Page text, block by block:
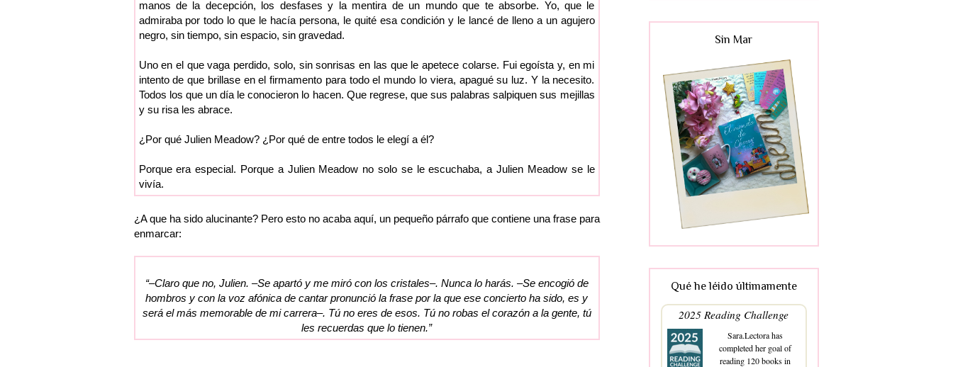
manos de la decepción, los desfases y la mentira de un mundo que te absorbe. Yo, que le
admiraba por todo lo que le hacía persona, le quité esa condición y le lancé de lleno a un agujero
negro, sin tiempo, sin espacio, sin gravedad.
Uno en el que vaga perdido, solo, sin sonrisas en las que le apetece colarse. Fui egoísta y, en mi
intento de que brillase en el firmamento para todo el mundo lo viera, apagué su luz. Y la necesito.
Todos los que un día le conocieron lo hacen. Que regrese, que sus palabras salpiquen sus mejillas
y su risa les abrace.
¿Por qué Julien Meadow? ¿Por qué de entre todos le elegí a él?
Porque era especial. Porque a Julien Meadow no solo se le escuchaba, a Julien Meadow se le
vivía.
¿A que ha sido alucinante? Pero esto no acaba aquí, un pequeño párrafo que contiene una frase para
enmarcar:
“–Claro que no, Julien. –Se apartó y me miró con los cristales–. Nunca lo harás. –Se encogió de
hombros y con la voz afónica de cantar pronunció la frase por la que ese concierto ha sido, es y
será el más memorable de mi carrera–. Tú no eres de esos. Tú no robas el corazón a la gente, tú
les recuerdas que lo tienen.”
Sin Mar
Qué he léido últimamente
2025 Reading Challenge
Sara.Lectorahas
completed her goal of
reading 120 books in